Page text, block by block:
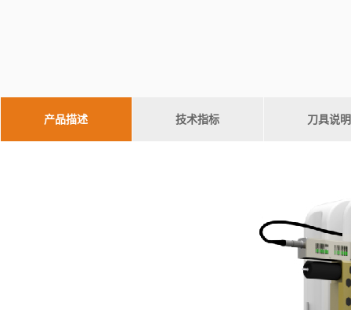
产品描述 技术指标 刀具说明